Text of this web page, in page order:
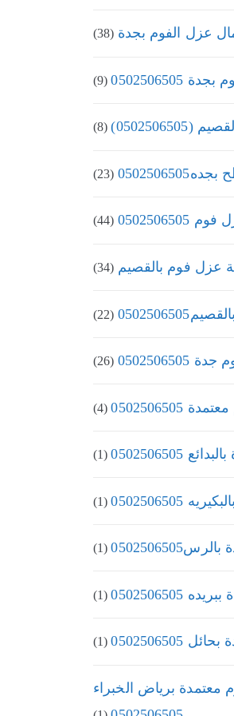
عزل الفوم بجدة (38)
(9)
(8)
(23)
(44)
عزل فوم بالقصيم (34)
(22)
(26)
(4)
(1)
(1)
(1)
(1)
(1)
برياض الخبراء